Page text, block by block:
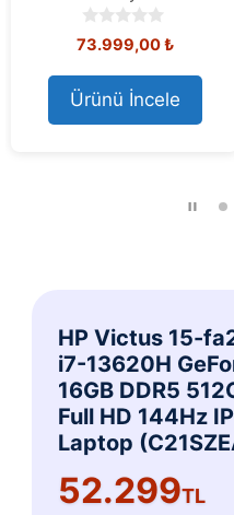
0
o
u
t
o
f
126.666,66₺
Ürünü İncele
HP Victus 15-
i7-13620H
16GB DDR5
Full HD 144Hz
Laptop
52.299TL